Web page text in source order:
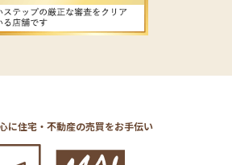
に住宅・不動産の売買をお手伝い